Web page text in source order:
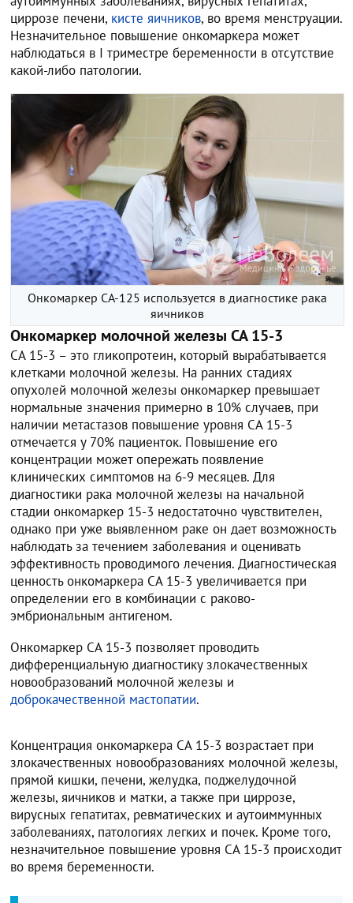
циррозе печени, кисте яичников, во время менструации.
Незначительное повышение онкомаркера может
наблюдаться в I триместре беременности в отсутствие
какой-либо патологии.
Онкомаркер СА-125 используется в диагностике рака
яичников
Онкомаркер молочной железы СА 15-3
СА 15-3 – это гликопротеин, который вырабатывается
клетками молочной железы. На ранних стадиях
опухолей молочной железы онкомаркер превышает
нормальные значения примерно в 10% случаев, при
наличии метастазов повышение уровня СА 15-3
отмечается у 70% пациенток. Повышение его
концентрации может опережать появление
клинических симптомов на 6-9 месяцев. Для
диагностики рака молочной железы на начальной
стадии онкомаркер 15-3 недостаточно чувствителен,
однако при уже выявленном раке он дает возможность
наблюдать за течением заболевания и оценивать
эффективность проводимого лечения. Диагностическая
ценность онкомаркера СА 15-3 увеличивается при
определении его в комбинации с раково-
эмбриональным антигеном.
Онкомаркер СА 15-3 позволяет проводить
дифференциальную диагностику злокачественных
новообразований молочной железы и
доброкачественной мастопатии.
Концентрация онкомаркера СА 15-3 возрастает при
злокачественных новообразованиях молочной железы,
прямой кишки, печени, желудка, поджелудочной
железы, яичников и матки, а также при циррозе,
вирусных гепатитах, ревматических и аутоиммунных
заболеваниях, патологиях легких и почек. Кроме того,
незначительное повышение уровня СА 15-3 происходит
во время беременности.